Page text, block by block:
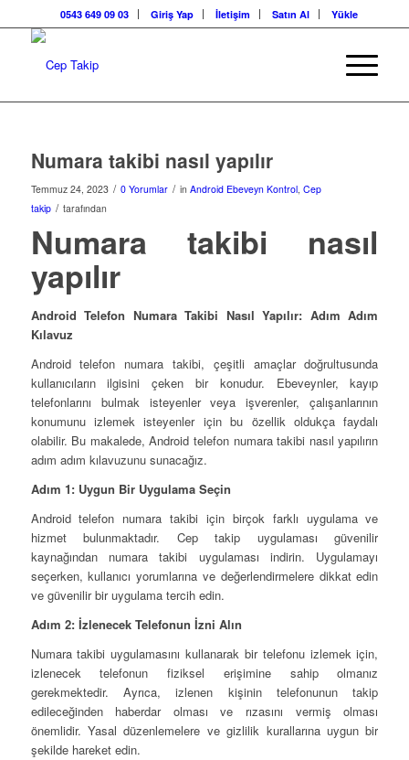
0543 649 09 03 Giriş Yap İletişim Satın Al Yükle
Numara takibi nasıl yapılır
Temmuz 24, 2023 / 0 Yorumlar / in Android Ebeveyn Kontrol, Cep
takip / tarafından
Numara takibi nasıl
yapılır
Android Telefon Numara Takibi Nasıl Yapılır: Adım Adım
Kılavuz
Android telefon numara takibi, çeşitli amaçlar doğrultusunda
kullanıcıların ilgisini çeken bir konudur. Ebeveynler, kayıp
telefonlarını bulmak isteyenler veya işverenler, çalışanlarının
konumunu izlemek isteyenler için bu özellik oldukça faydalı
olabilir. Bu makalede, Android telefon numara takibi nasıl yapılırın
adım adım kılavuzunu sunacağız.
Adım 1: Uygun Bir Uygulama Seçin
Android telefon numara takibi için birçok farklı uygulama ve
hizmet bulunmaktadır. Cep takip uygulaması güvenilir
kaynağından numara takibi uygulaması indirin. Uygulamayı
seçerken, kullanıcı yorumlarına ve değerlendirmelere dikkat edin
ve güvenilir bir uygulama tercih edin.
Adım 2: İzlenecek Telefonun İzni Alın
Numara takibi uygulamasını kullanarak bir telefonu izlemek için,
izlenecek telefonun fiziksel erişimine sahip olmanız
gerekmektedir. Ayrıca, izlenen kişinin telefonunun takip
edileceğinden haberdar olması ve rızasını vermiş olması
önemlidir. Yasal düzenlemelere ve gizlilik kurallarına uygun bir
şekilde hareket edin.